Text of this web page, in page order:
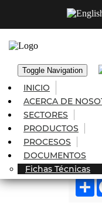
Toggle Navigation
INICIO
ACERCA DE
SECTORES
PRODUCTOS
PROCESOS
DOCUMENTOS
Fichas Técnicas